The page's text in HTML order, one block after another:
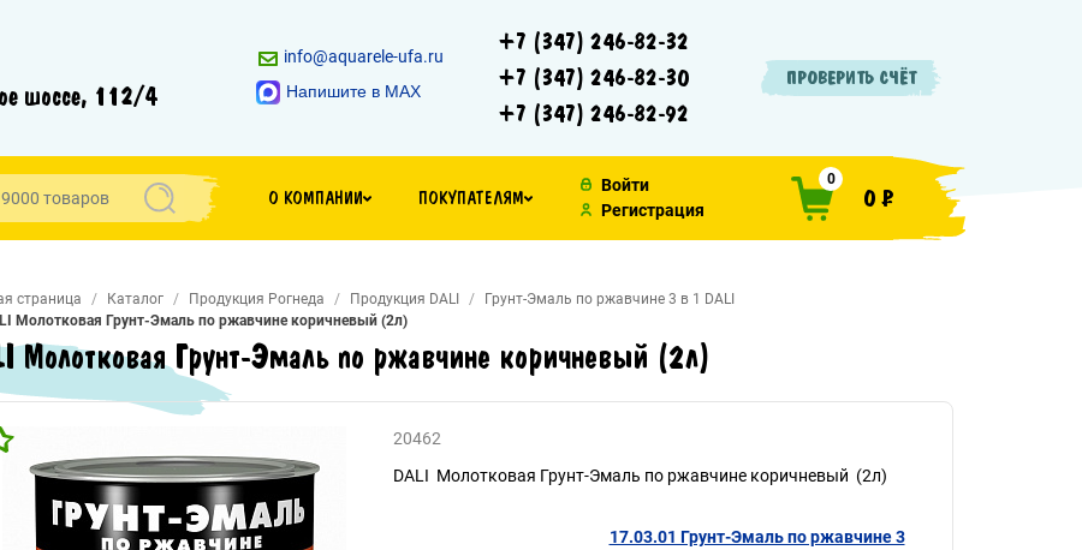
шоссе, 112/4
info@aquarele-ufa.ru
Напишите в MAX
+7 (347) 246-82-32
+7 (347) 246-82-30
+7 (347) 246-82-92
ПРОВЕРИТЬ СЧЁТ
О КОМПАНИИ ПОКУПАТЕЛЯМ
Войти
Регистрация
0
0 ₽
страница Каталог Продукция Рогнеда Продукция DALI
Грунт-Эмаль по ржавчине 3 в 1 DALI
Молотковая Грунт-Эмаль по ржавчине коричневый (2л)
Молотковая Грунт-Эмаль по ржавчине коричневый (2л)
20462
DALI Молотковая Грунт-Эмаль по ржавчине коричневый (2л)
17.03.01 Грунт-Эмаль по ржавчине 3